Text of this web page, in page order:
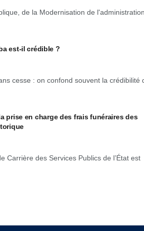
de la Modernisation de
est-il crédible ?
cesse : on confond souvent la crédibilité
prise en charge des frais funéraires des
Carrière des Services Publics de l’État est